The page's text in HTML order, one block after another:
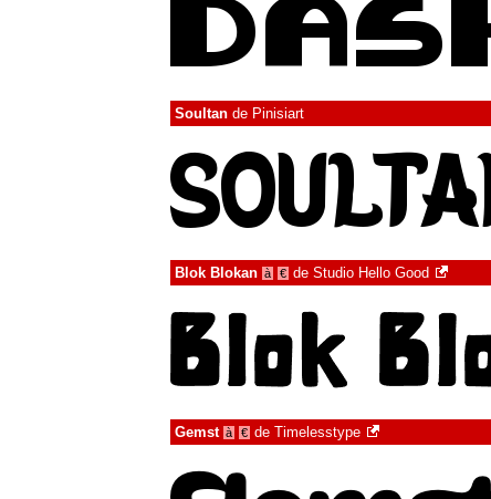
Soultan de Pinisiart
Blok Blokan à € de Studio Hello Good
Gemst à € de Timelesstype